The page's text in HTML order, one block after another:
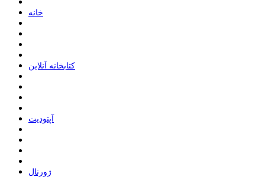
ﺧﺎﻧﻪ
ﮐﺘﺎﺑﺨﺎﻧﻪ ﺁﻧﻼﯾﻦ
ﺁﭘﺘﻮﺩﯾﺖ
ﮊﻭﺭﻧﺎﻝ